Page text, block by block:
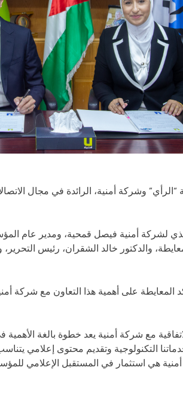
وشركة أمنية، الرائدة في مجال
لشركة أمنية فيصل قمحية، ومدير عام
والدكتور خالد الشقران، رئيس
المعايطة على أهمية هذا التعاون مع شركة
مع شركة أمنية يعد خطوة بالغة
التكنولوجية وتقديم محتوى إعلامي
هي استثمار في المستقبل الإعلامي